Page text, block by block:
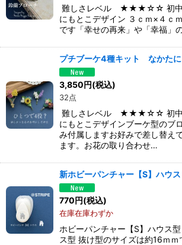
難しさレベル ★★★☆☆ 初中
にもとこデザイン ３ｃｍ×４ｃ
です「幸せの再来」や「幸福」
プチブーケ4種キット なかたに
3,850円(税込)
32点
難しさレベル ★★★☆☆ 初中
にもとこデザインブーケ型のブ
み付属しますお好みで差し替え
ます。お花の取り合わせ…
新ホビーパンチャー【S】ハウス
770円(税込)
在庫在庫わずか
ホビーパンチャー【S】ハウス
ス型 抜け型のサイズは約16ｍｍ